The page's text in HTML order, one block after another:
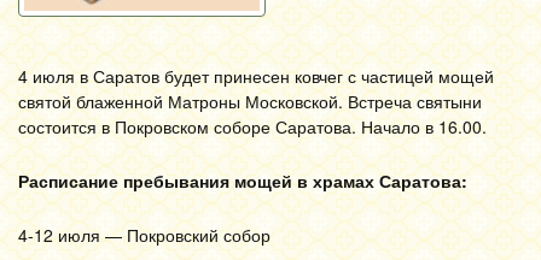
4 июля в Саратов будет принесен ковчег с частицей мощей
святой блаженной Матроны Московской. Встреча святыни
состоится в Покровском соборе Саратова. Начало в 16.00.
Расписание пребывания мощей в храмах Саратова:
4-12 июля — Покровский собор